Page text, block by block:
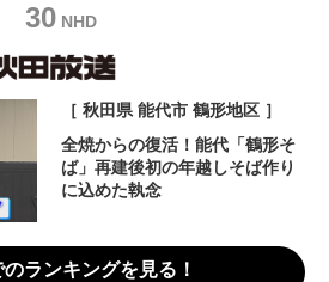
30 NHD
［ 秋田県 能代市 鶴形地区 ］
全焼からの復活！能代「鶴形そ
ば」再建後初の年越しそば作り
に込めた執念
ランキングを見る！